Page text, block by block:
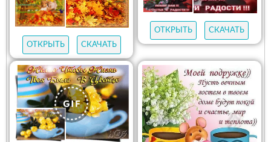
ОТКРЫТЬ СКАЧАТЬ
ОТКРЫТЬ СКАЧАТЬ